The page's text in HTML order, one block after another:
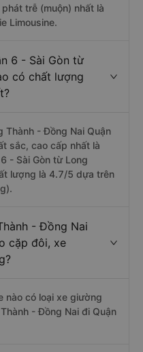
trễ (muộn) nhất là
Limousine.
6 - Sài Gòn từ
có chất lượng
Thành - Đồng Nai Quận
sắc, cao cấp nhất là
- Sài Gòn từ Long
lượng là 4.7/5 dựa trên
- Đồng Nai
cặp đôi, xe
nào có loại xe giường
- Đồng Nai đi Quận